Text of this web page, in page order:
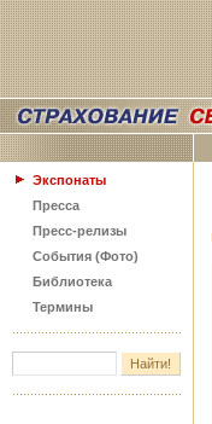
Экспонаты
Пресса
Пресс-релизы
События (Фото)
Библиотека
Термины